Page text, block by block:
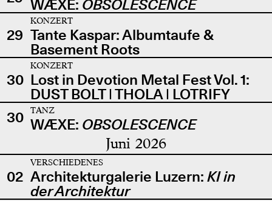
WÆXE: OBSOLESCENCE
29
KONZERT
Tante Kaspar: Albumtaufe &
Basement Roots
30
KONZERT
Lost in Devotion Metal Fest Vol. 1:
DUST BOLT | THOLA | LOTRIFY
30
TANZ
WÆXE: OBSOLESCENCE
Juni 2026
02
VERSCHIEDENES
Architekturgalerie Luzern: KI in
der Architektur